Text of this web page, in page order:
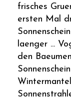
frisches
ersten Mal
laenger ...
den